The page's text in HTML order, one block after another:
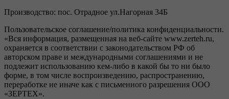
Производство: пос. Отрадное ул.Нагорная 34Б
Пользовательское соглашение/политика конфиденциальности.
«Вся информация, размещенная на веб-сайте www.zerteh.ru,
охраняется в соответствии с законодательством РФ об
авторском праве и международными соглашениями и не
подлежит использованию кем-либо в какой бы то ни было
форме, в том числе воспроизведению, распространению,
переработке не иначе как с письменного разрешения ООО
«ЗЕРТЕХ».